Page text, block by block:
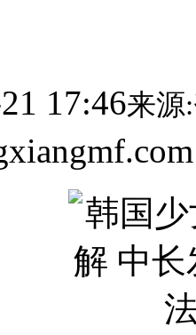
17:46来源: